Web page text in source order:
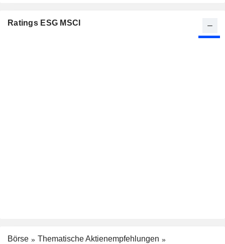
Ratings ESG MSCI
Börse
Thematische Aktienempfehlungen